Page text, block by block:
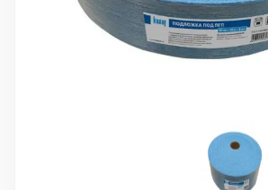
+7(495) 988-86-47
sales@stroyholding.ru
Оплата
Все бренды